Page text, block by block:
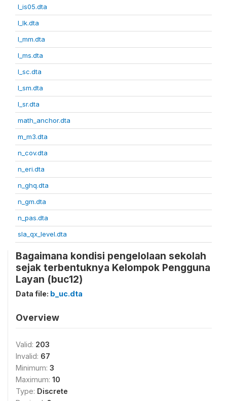
l_is05.dta
l_lk.dta
l_mm.dta
l_ms.dta
l_sc.dta
l_sm.dta
l_sr.dta
math_anchor.dta
m_m3.dta
n_cov.dta
n_eri.dta
n_ghq.dta
n_gm.dta
n_pas.dta
sla_qx_level.dta
Bagaimana kondisi pengelolaan sekolah
sejak terbentuknya Kelompok Pengguna
Layan (buc12)
Data file: b_uc.dta
Overview
Valid: 203
Invalid: 67
Minimum: 3
Maximum: 10
Type: Discrete